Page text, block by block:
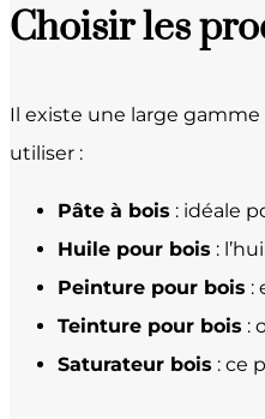
Choisir les
Il existe une large
utiliser :
Pâte à bois : idéale
Huile pour bois :
Peinture pour bois :
Teinture pour bois :
Saturateur bois : ce